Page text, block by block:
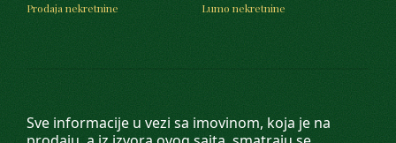
Sve informacije u vezi sa imovinom, koja je na
Prodaja nekretnine
Lumo nekretnine